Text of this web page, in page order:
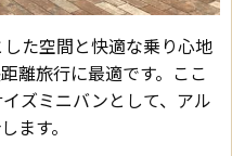
た空間と快適な乗り心地
離旅行に最適です。ここ
ズミニバンとして、アル
ます。